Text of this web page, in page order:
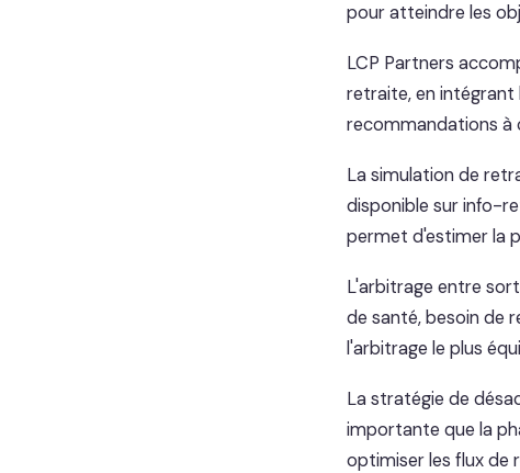
pour atteindre les
LCP Partners
retraite, en intégrant
recommandations à
La simulation de
disponible sur info-
permet d'estimer la
L'arbitrage entre
de santé, besoin de
l'arbitrage le plus
La stratégie de
importante que la
optimiser les flux de